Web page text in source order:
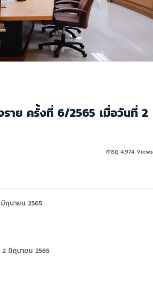
าย ครั้งที่ 6/2565 เมื่อวันที่ 2
การดู 4,974 Views
ถุนายน 2565
2 มิถุนายน 2565